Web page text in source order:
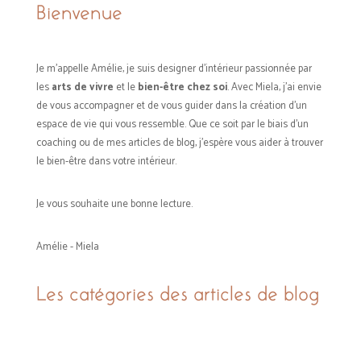
Bienvenue
Je m’appelle Amélie, je suis designer d’intérieur passionnée par
lesarts de vivre et lebien-être chez soi. Avec Miela, j’ai envie
de vous accompagner et de vous guider dans la création d’un
espace de vie qui vous ressemble. Que ce soit par le biais d'un
coaching ou de mes articles de blog, j'espère vous aider à trouver
le bien-être dans votre intérieur.
Je vous souhaite une bonne lecture.
Amélie - Miela
Les catégories des articles de blog